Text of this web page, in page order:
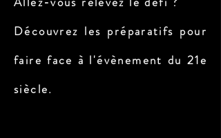
Découvrez les préparatifs pour
faire face à l'évènement du 21e
siècle.